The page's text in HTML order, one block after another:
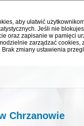
aby ułatwić
Jeśli nie
oraz zapisanie w pamięci
zarządzać cookies,
zmiany ustawienia
Chrzanowie